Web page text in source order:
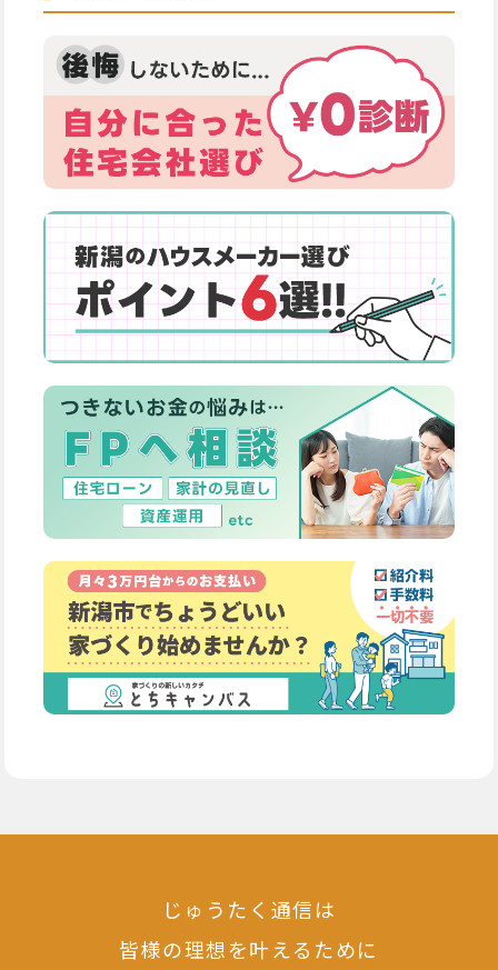
じゅうたく通信は
皆様の理想を叶えるために